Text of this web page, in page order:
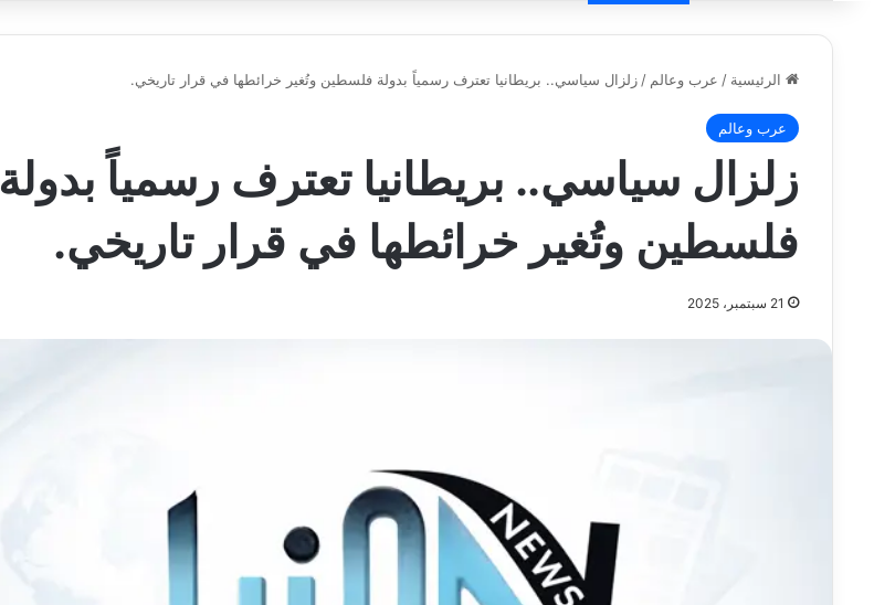
الرئيسية / عرب وعالم / زلزال سياسي.. بريطانيا تعترف رسمياً بدولة فلسطين وتُغير خرائطها في قرار تاريخي.
عرب وعالم
زلزال سياسي.. بريطانيا تعترف رسمياً بدولة
فلسطين وتُغير خرائطها في قرار تاريخي.
21 سبتمبر، 2025